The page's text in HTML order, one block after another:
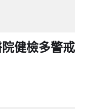
健檢多警戒